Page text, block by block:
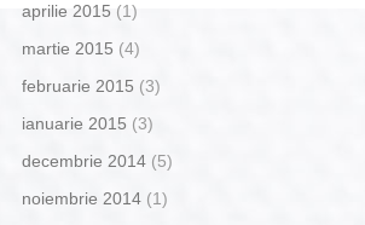
aprilie 2015(1)
martie 2015 (4)
februarie 2015 (3)
ianuarie 2015 (3)
decembrie 2014(5)
noiembrie 2014(1)